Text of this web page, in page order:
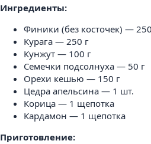
Ингредиенты:
Финики (без косточек) —
Курага — 250 г
Кунжут — 100 г
Семечки подсолнуха — 50 г
Орехи кешью — 150 г
Цедра апельсина — 1 шт.
Корица — 1 щепотка
Кардамон — 1 щепотка
Приготовление: